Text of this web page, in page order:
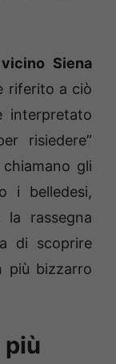
vicino Siena
riferito a ciò
interpretato
risiedere”
chiamano gli
i belledesi,
la rassegna
di scoprire
più bizzarro
più